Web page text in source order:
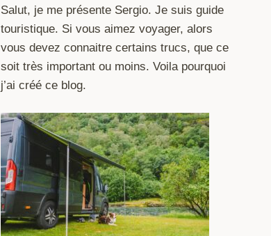
Salut, je me présente Sergio. Je suis guide
touristique. Si vous aimez voyager, alors
vous devez connaitre certains trucs, que ce
soit très important ou moins. Voila pourquoi
j’ai créé ce blog.